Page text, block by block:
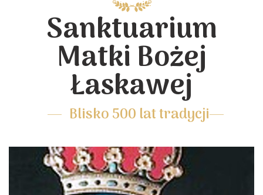
Sanktuarium
Matki Bożej
Łaskawej
Blisko 500 lat tradycji